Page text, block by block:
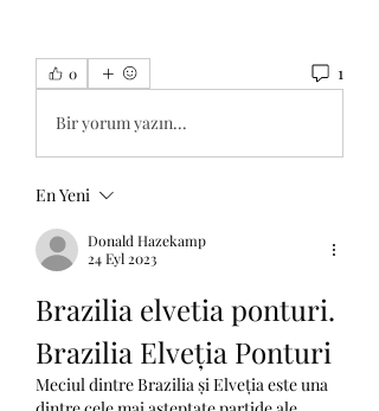
0 1
Bir yorum yazın...
En Yeni
Donald Hazekamp
24 Eyl 2023
Brazilia elvetia ponturi.
Brazilia Elveția Ponturi
Meciul dintre Brazilia și Elveția este una